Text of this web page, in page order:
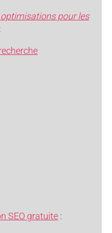
optimisations pour les
SEO gratuite :